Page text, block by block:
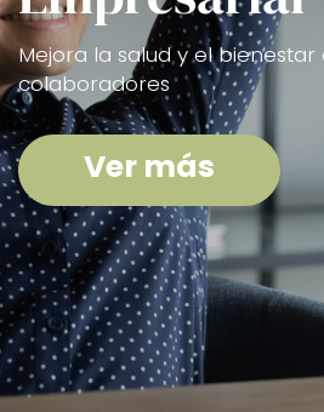
Mejora la salud y el bienestar
colaboradores
Ver más